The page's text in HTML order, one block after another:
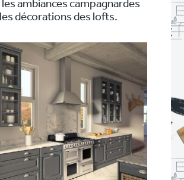
les ambiances campagnardes
décorations des lofts.